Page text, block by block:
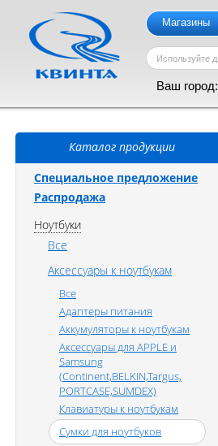
Магазины
Ваш город:
Каталог продукции
Специальное предложение
Распродажа
Ноутбуки
Все
Аксессуары к ноутбукам
Все
Адаптеры питания
Аккумуляторы к ноутбукам
Аксессуары для APPLE и
Samsung
(Continent,BELKIN,Targus,
PORTCASE,SUMDEX)
Клавиатуры к ноутбукам
Сумки для ноутбуков